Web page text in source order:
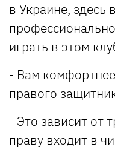
в Украине, здесь
играть в этом
- Вам
правого
- Это зависит от
праву входит в